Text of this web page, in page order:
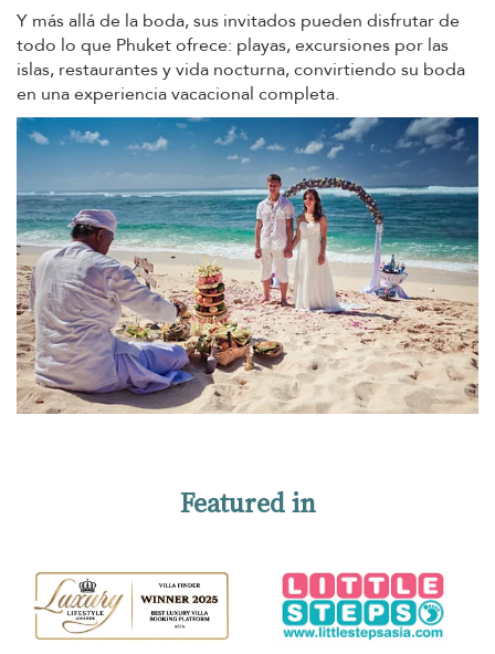
Y más allá de la boda, sus invitados pueden disfrutar de
todo lo que Phuket ofrece: playas, excursiones por las
islas, restaurantes y vida nocturna, convirtiendo su boda
en una experiencia vacacional completa.
Featured in